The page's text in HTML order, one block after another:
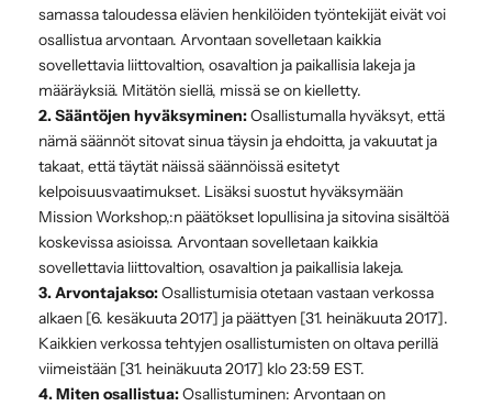
samassa taloudessa elävien henkilöiden työntekijät eivät voi
osallistua arvontaan. Arvontaan sovelletaan kaikkia
sovellettavia liittovaltion, osavaltion ja paikallisia lakeja ja
määräyksiä. Mitätön siellä, missä se on kielletty.
2. Sääntöjen hyväksyminen:Osallistumalla hyväksyt, että
nämä säännöt sitovat sinua täysin ja ehdoitta, ja vakuutat ja
takaat, että täytät näissä säännöissä esitetyt
kelpoisuusvaatimukset. Lisäksi suostut hyväksymään
Mission Workshop,:n päätökset lopullisina ja sitovina sisältöä
koskevissa asioissa. Arvontaan sovelletaan kaikkia
sovellettavia liittovaltion, osavaltion ja paikallisia lakeja.
3. Arvontajakso:Osallistumisia otetaan vastaan verkossa
alkaen [6. kesäkuuta 2017] ja päättyen [31. heinäkuuta 2017].
Kaikkien verkossa tehtyjen osallistumisten on oltava perillä
viimeistään [31. heinäkuuta 2017] klo 23:59 EST.
4. Miten osallistua:Osallistuminen: Arvontaan on